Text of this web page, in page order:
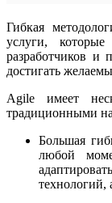
Гибкая
услуги, которые
разработчиков и
достигать
Agile имеет
традиционными
Большая
любой
технологий,